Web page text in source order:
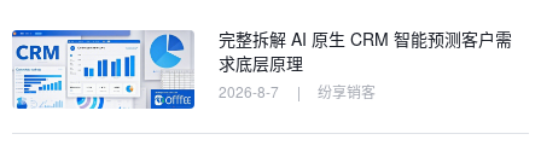
完整拆解 AI 原生 CRM 智能预测客户需
求底层原理
2026-8-7 | 纷享销客